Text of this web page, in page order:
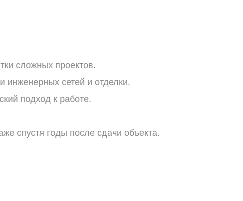
сложных проектов.
инженерных сетей и отделки.
подход к работе.
спустя годы после сдачи объекта.